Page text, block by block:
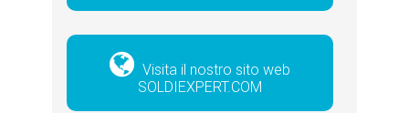
Visita il nostro sito web
SOLDIEXPERT.COM